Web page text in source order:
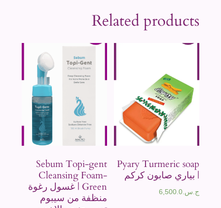
Related products
Pyary Turmeric soap
| بياري صابون كركم
ج.س. 6,500.0
Sebum Topi-gent
Cleansing Foam-
Green | غسول رغوة
منظفة من سيبوم